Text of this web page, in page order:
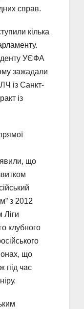
справ.
кілька
УЄФА
зажадали
із Санкт-
із
що
з 2012
Ліги
клубного
що
під час